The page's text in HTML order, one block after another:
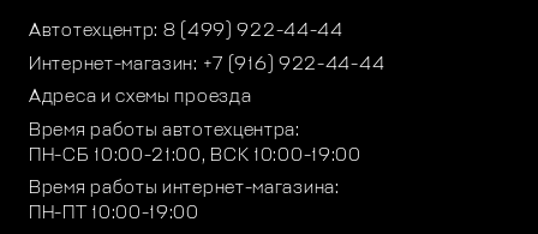
Автотехцентр: 8 (499) 922-44-44
Интернет-магазин: +7 (916) 922-44-44
Адреса и схемы проезда
Время работы автотехцентра:
ПН-СБ 10:00-21:00, ВСК 10:00-19:00
Время работы интернет-магазина:
ПН-ПТ 10:00-19:00